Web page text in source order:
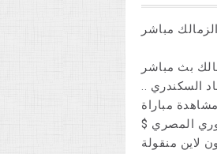
مباشر
بث مباشر
.. مباراة الاتحاد السكندري X الزمالك _ بث مباشر @@## مشاهدة مباراة الاتحاد السكندري والزمالك
مباراة
المصري $
لاين منقولة